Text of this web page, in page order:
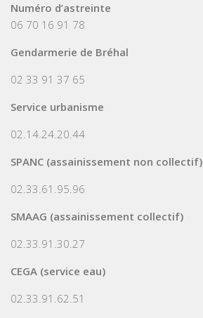
Numéro d’astreinte
06 70 16 91 78
Gendarmerie de Bréhal
02 33 91 37 65
Service urbanisme
02.14.24.20.44
SPANC (assainissement non collectif)
02.33.61.95.96
SMAAG (assainissement collectif)
02.33.91.30.27
CEGA (service eau)
02.33.91.62.51